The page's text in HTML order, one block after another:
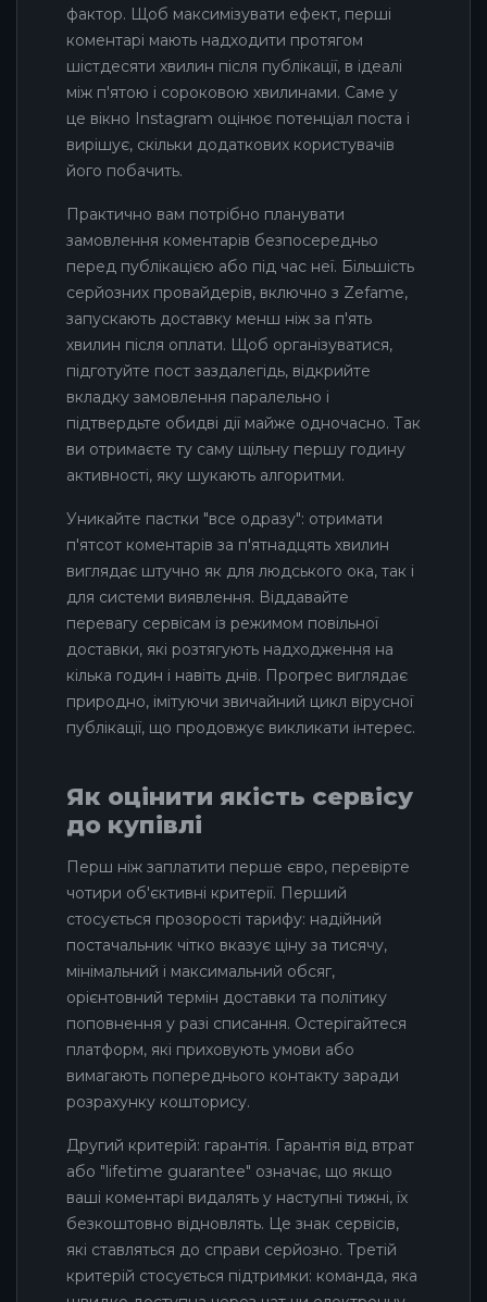
фактор. Щоб максимізувати ефект, перші
коментарі мають надходити протягом
шістдесяти хвилин після публікації, в ідеалі
між п'ятою і сороковою хвилинами. Саме у
це вікно Instagram оцінює потенціал поста і
вирішує, скільки додаткових користувачів
його побачить.
Практично вам потрібно планувати
замовлення коментарів безпосередньо
перед публікацією або під час неї. Більшість
серйозних провайдерів, включно з Zefame,
запускають доставку менш ніж за п'ять
хвилин після оплати. Щоб організуватися,
підготуйте пост заздалегідь, відкрийте
вкладку замовлення паралельно і
підтвердьте обидві дії майже одночасно. Так
ви отримаєте ту саму щільну першу годину
активності, яку шукають алгоритми.
Уникайте пастки "все одразу": отримати
п'ятсот коментарів за п'ятнадцять хвилин
виглядає штучно як для людського ока, так і
для системи виявлення. Віддавайте
перевагу сервісам із режимом повільної
доставки, які розтягують надходження на
кілька годин і навіть днів. Прогрес виглядає
природно, імітуючи звичайний цикл вірусної
публікації, що продовжує викликати інтерес.
Як оцінити якість сервісу
до купівлі
Перш ніж заплатити перше євро, перевірте
чотири об'єктивні критерії. Перший
стосується прозорості тарифу: надійний
постачальник чітко вказує ціну за тисячу,
мінімальний і максимальний обсяг,
орієнтовний термін доставки та політику
поповнення у разі списання. Остерігайтеся
платформ, які приховують умови або
вимагають попереднього контакту заради
розрахунку кошторису.
Другий критерій: гарантія. Гарантія від втрат
або "lifetime guarantee" означає, що якщо
ваші коментарі видалять у наступні тижні, їх
безкоштовно відновлять. Це знак сервісів,
які ставляться до справи серйозно. Третій
критерій стосується підтримки: команда, яка